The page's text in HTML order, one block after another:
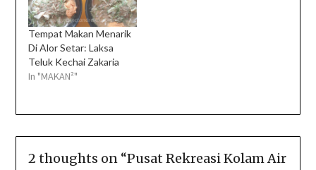
Tempat Makan Menarik
Di Alor Setar: Laksa
Teluk Kechai Zakaria
In "MAKAN²"
2 thoughts on “Pusat Rekreasi Kolam Air